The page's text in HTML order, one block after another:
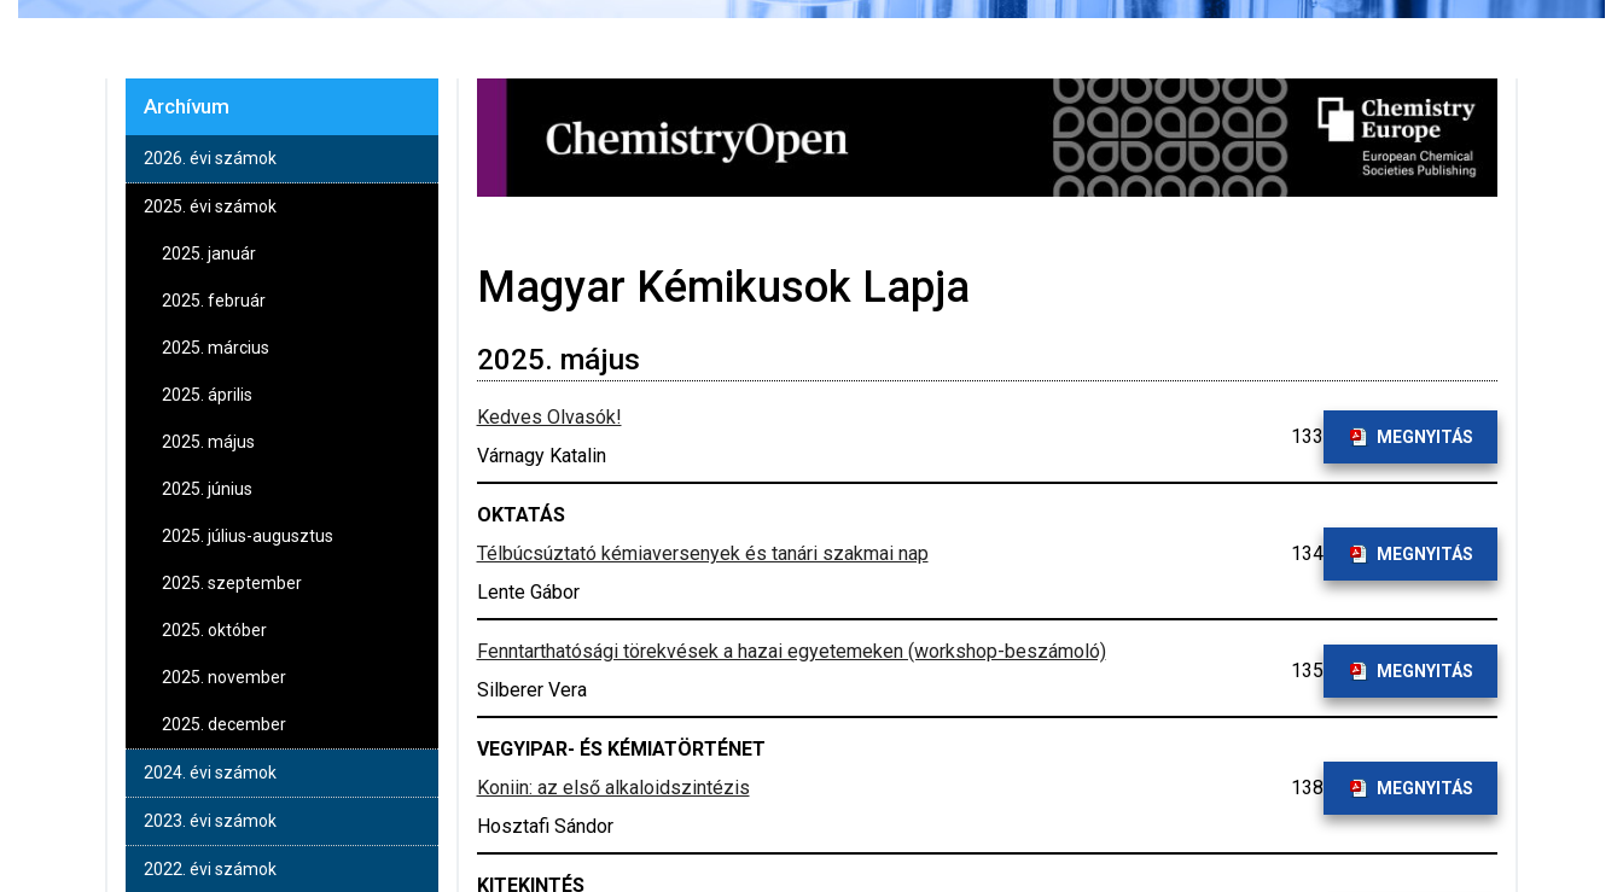
Magyar Kémikusok Lapja
2025. május
Kedves Olvasók!
Várnagy Katalin
133 MEGNYITÁS
OKTATÁS
Télbúcsúztató kémiaversenyek és tanári szakmai nap
Lente Gábor
134 MEGNYITÁS
Fenntarthatósági törekvések a hazai egyetemeken (workshop-beszámoló)
Silberer Vera
135 MEGNYITÁS
VEGYIPAR- ÉS KÉMIATÖRTÉNET
Koniin: az első alkaloidszintézis
Hosztafi Sándor
138 MEGNYITÁS
KITEKINTÉS
Archívum
2026. évi számok
2025. évi számok
2025. január
2025. február
2025. március
2025. április
2025. május
2025. június
2025. július-augusztus
2025. szeptember
2025. október
2025. november
2025. december
2024. évi számok
2023. évi számok
2022. évi számok